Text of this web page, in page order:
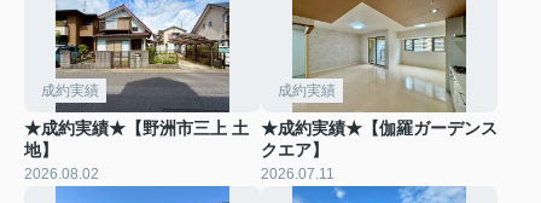
成約実績
★成約実績★【野洲市三上 土
地】
2026.08.02
成約実績
★成約実績★【伽羅ガーデンス
クエア】
2026.07.11